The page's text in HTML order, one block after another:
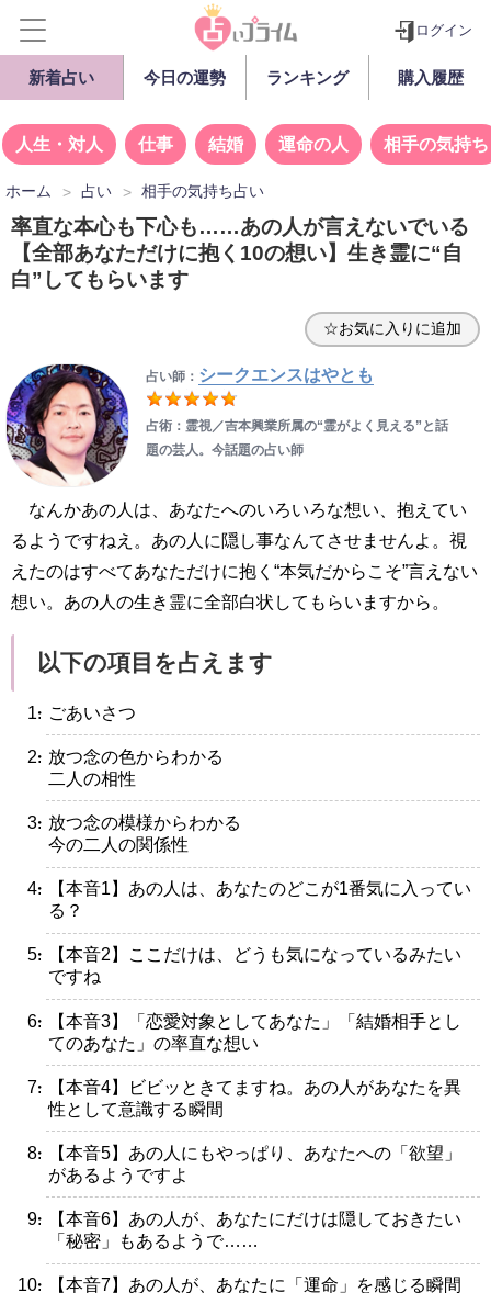
ログイン
新着占い 今日の運勢 ランキング 購入履歴
人生・対人 仕事 結婚 運命の人 相手の気持ち
ホーム 占い 相手の気持ち占い
率直な本心も下心も……あの人が言えないでいる
【全部あなただけに抱く10の想い】生き霊に“自
白”してもらいます
☆お気に入りに追加
占い師： シークエンスはやとも
占術：霊視／吉本興業所属の“霊がよく見える”と話
題の芸人。今話題の占い師
なんかあの人は、あなたへのいろいろな想い、抱えてい
るようですねえ。あの人に隠し事なんてさせませんよ。視
えたのはすべてあなただけに抱く“本気だからこそ”言えない
想い。あの人の生き霊に全部白状してもらいますから。
以下の項目を占えます
・ごあいさつ
・放つ念の色からわかる
二人の相性
・放つ念の模様からわかる
今の二人の関係性
・【本音1】あの人は、あなたのどこが1番気に入ってい
る？
・【本音2】ここだけは、どうも気になっているみたい
ですね
・【本音3】「恋愛対象としてあなた」「結婚相手とし
てのあなた」の率直な想い
・【本音4】ビビッときてますね。あの人があなたを異
性として意識する瞬間
・【本音5】あの人にもやっぱり、あなたへの「欲望」
があるようですよ
・【本音6】あの人が、あなたにだけは隠しておきたい
「秘密」もあるようで……
・【本音7】あの人が、あなたに「運命」を感じる瞬間